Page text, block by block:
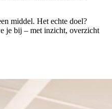
middel. Het echte doel?
je bij – met inzicht, overzicht